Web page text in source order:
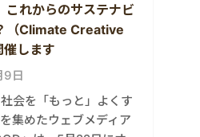
これからのサステナビ
（Climate Creative
します
9日
会を「もっと」よくす
集めたウェブメディア